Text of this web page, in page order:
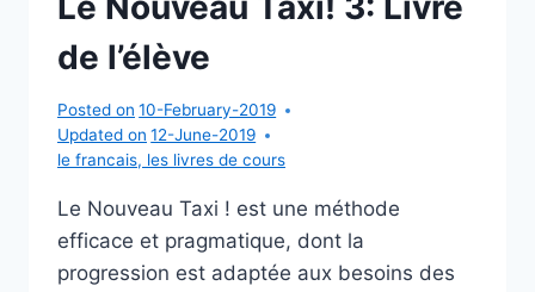
de l’élève
Posted on 10-February-2019
Updated on 12-June-2019
le francais, les livres de cours
Le Nouveau Taxi ! est une méthode
efficace et pragmatique, dont la
progression est adaptée aux besoins des